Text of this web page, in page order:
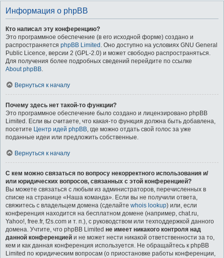
Информация о phpBB
Кто написал эту конференцию?
Это программное обеспечение (в его исходной форме) создано и
распространяется phpBB Limited . Оно доступно на условиях GNU General
Public Licence, версии 2 (GPL-2.0) и может свободно распространяться.
Для получения более подробных сведений перейдите по ссылке
About phpBB.
Вернуться к началу
Почему здесь нет такой-то функции?
Это программное обеспечение было создано и лицензировано phpBB
Limited. Если вы считаете, что какая-то функция должна быть добавлена,
посетите Центр идей phpBB, где можно отдать свой голос за уже
поданные идеи или предложить собственные.
Вернуться к началу
С кем можно связаться по вопросу некорректного использования и/
или юридических вопросов, связанных с этой конференцией?
Вы можете связаться с любым из администраторов, перечисленных в
списке на странице «Наша команда». Если вы не получили ответа,
свяжитесь с владельцем домена (сделайте whois lookup) или, если
конференция находится на бесплатном домене (например, chat.ru,
Yahoo!, free.fr, f2s.com и т. п.), с руководством или техподдержкой данного
домена. Учтите, что phpBB Limited не имеет никакого контроля над
данной конференцией и не может нести никакой ответственности за то,
кем и как данная конференция используется. Не обращайтесь к phpBB
Limited по юридическим вопросам (о приостановке работы конференции,